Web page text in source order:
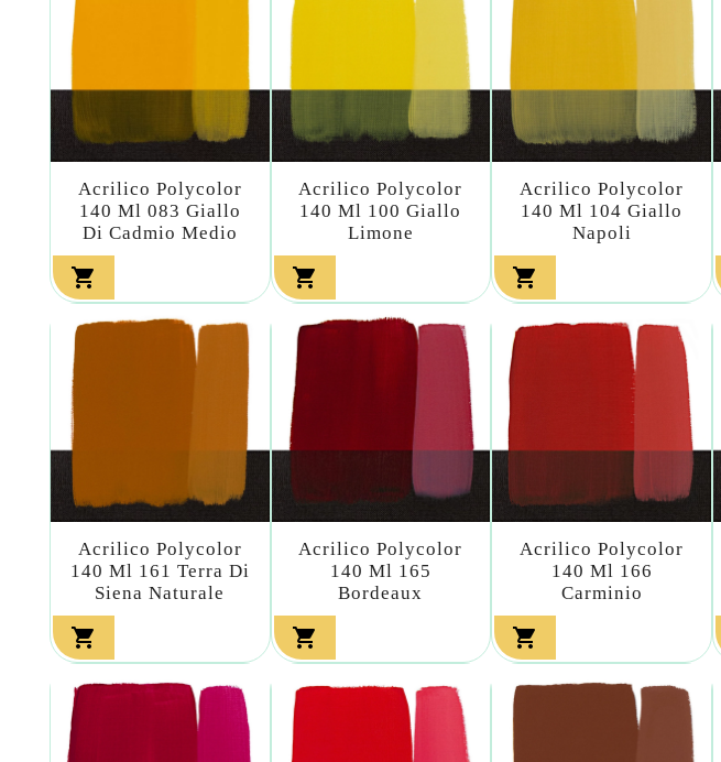
Acrilico Polycolor
140 Ml 083 Giallo
Di Cadmio Medio

Acrilico Polycolor
140 Ml 100 Giallo
Limone

Acrilico Polycolor
140 Ml 104 Giallo
Napoli

Acrilico Polycolor
140 Ml 161 Terra Di
Siena Naturale

Acrilico Polycolor
140 Ml 165
Bordeaux

Acrilico Polycolor
140 Ml 166
Carminio
